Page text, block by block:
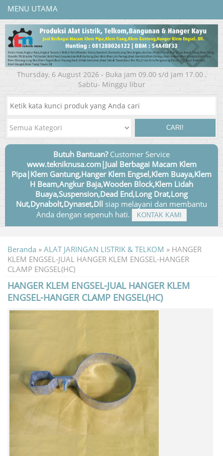
MENU UTAMA
Thursday, 6 August 2026 - Buka jam 09.00 s/d jam 17.00 ,
Sabtu- Minggu libur
CARI!
Butuh Bantuan?Customer Service
www.tekniknusa.com|Jual Berbagai Macam Klem
Pipa|Klem Gantung,Hanger Klem Engsel,Klem Buaya,Klem
H Beam,Angkur Baja,Wooden Block,Klem Lidah
Buaya,Suspension,Dead End,Long Drat,Long
Nut,Dynabolt,Dynaset,Dll siap melayani dan membantu
Anda dengan sepenuh hati.
KONTAK KAMI
Beranda » ALAT JARINGAN LISTRIK & TELKOM » HANGER
KLEM ENGSEL-JUAL HANGER KLEM ENGSEL-HANGER
CLAMP ENGSEL(HC)
HANGER KLEM ENGSEL-JUAL HANGER KLEM
ENGSEL-HANGER CLAMP ENGSEL(HC)